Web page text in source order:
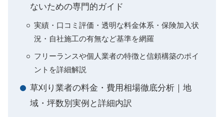
ないための専門的ガイド
実績・口コミ評価・透明な料金体系・保険加入状
況・自社施工の有無など基準を網羅
フリーランスや個人業者の特徴と信頼構築のポイ
ントを詳細解説
草刈り業者の料金・費用相場徹底分析｜地
域・坪数別実例と詳細内訳